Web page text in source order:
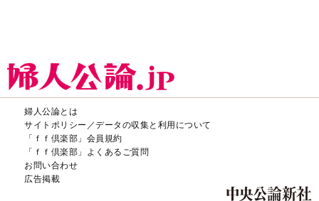
婦人公論とは
サイトポリシー／データの収集と利用について
「ｆｆ倶楽部」会員規約
「ｆｆ倶楽部」よくあるご質問
お問い合わせ
広告掲載